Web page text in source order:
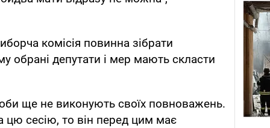
комісія повинна зібрати
обрані депутати і мер мають скласти
ще не виконують своїх повноважень.
цю сесію, то він перед цим має